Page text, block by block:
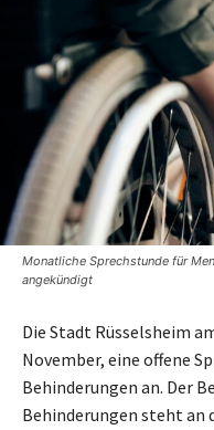
Monatliche Sprechstunde für
angekündigt
Die Stadt Rüsselsheim
November, eine offene
Behinderungen an. Der
Behinderungen steht an